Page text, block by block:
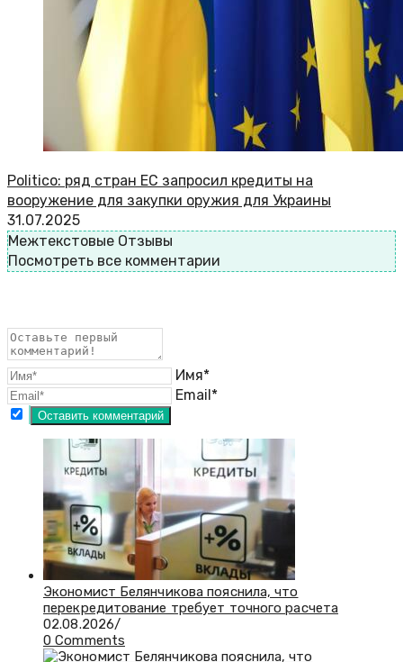
Politico: ряд стран ЕС запросил кредиты на
вооружение для закупки оружия для Украины
31.07.2025
Межтекстовые Отзывы
Посмотреть все комментарии
Имя*
Email*
Экономист Белянчикова пояснила, что
перекредитование требует точного расчета
02.08.2026/
0 Comments